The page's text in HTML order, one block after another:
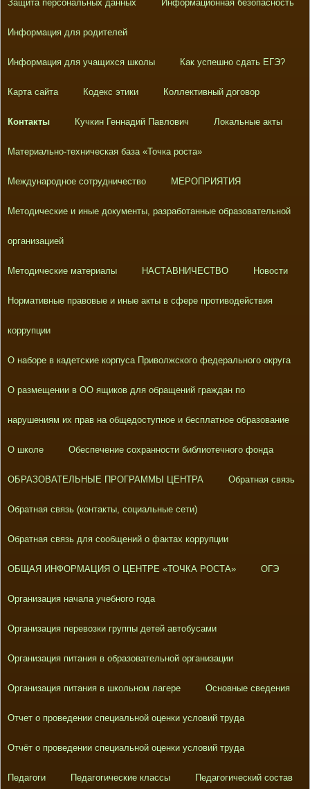
Защита персональных данных Информационная безопасность
Информация для родителей
Информация для учащихся школы Как успешно сдать ЕГЭ?
Карта сайта Кодекс этики Коллективный договор
Контакты Кучкин Геннадий Павлович Локальные акты
Материально-техническая база «Точка роста»
Международное сотрудничество МЕРОПРИЯТИЯ
Методические и иные документы, разработанные образовательной
организацией
Методические материалы НАСТАВНИЧЕСТВО Новости
Нормативные правовые и иные акты в сфере противодействия
коррупции
О наборе в кадетские корпуса Приволжского федерального округа
О размещении в ОО ящиков для обращений граждан по
нарушениям их прав на общедоступное и бесплатное образование
О школе Обеспечение сохранности библиотечного фонда
ОБРАЗОВАТЕЛЬНЫЕ ПРОГРАММЫ ЦЕНТРА Обратная связь
Обратная связь (контакты, социальные сети)
Обратная связь для сообщений о фактах коррупции
ОБЩАЯ ИНФОРМАЦИЯ О ЦЕНТРЕ «ТОЧКА РОСТА» ОГЭ
Организация начала учебного года
Организация перевозки группы детей автобусами
Организация питания в образовательной организации
Организация питания в школьном лагере Основные сведения
Отчет о проведении специальной оценки условий труда
Отчёт о проведении специальной оценки условий труда
Педагоги Педагогические классы Педагогический состав